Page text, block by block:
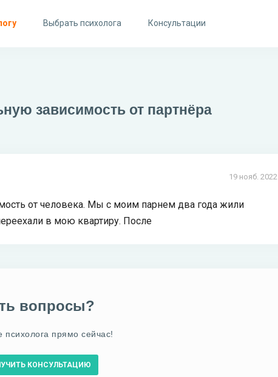
Выбрать психолога Консультации
зависимость от партнёра
19 нояб. 2022
от человека. Мы с моим парнем два года жили
в мою квартиру. После
вопросы?
психолога прямо сейчас!
КОНСУЛЬТАЦИЮ